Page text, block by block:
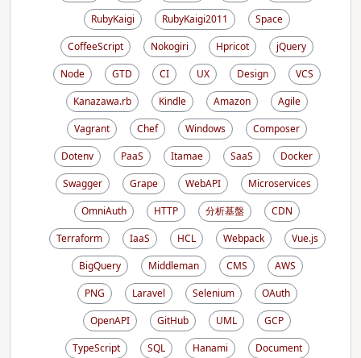
RubyKaigi
RubyKaigi2011
Space
CoffeeScript
Nokogiri Hpricot
jQuery
Node
GTD CI UX Design
VCS
Kanazawa.rb
Kindle Amazon
Agile
Vagrant
Chef Windows
Composer
Dotenv
PaaS Itamae SaaS
Docker
Swagger
Grape WebAPI
Microservices
OmniAuth
HTTP 分析基盤
CDN
Terraform
IaaS HCL Webpack
Vue.js
BigQuery
Middleman CMS
AWS
PNG
Laravel Selenium
OAuth
OpenAPI
GitHub UML
GCP
TypeScript
SQL Hanami Document